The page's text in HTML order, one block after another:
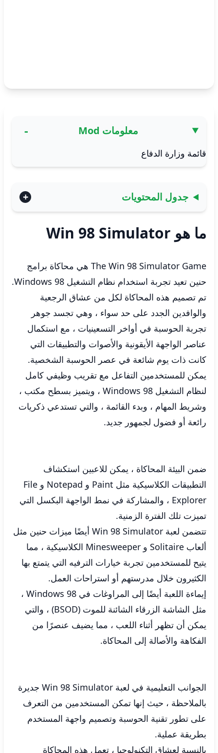
معلومات Mod
قائمة وزارة الدفاع
جدول المحتويات
ما هو Win 98 Simulator
The Win 98 Simulator Game هي محاكاة برامج
حنين تعيد تجربة استخدام نظام التشغيل Windows 98.
تم تصميم هذه المحاكاة لكل من عشاق الرجعية
والوافدين الجدد على حد سواء ، وهي تجسد جوهر
تجربة الحوسبة في أواخر التسعينيات ، مع استكمال
عناصر الواجهة الأيقونية والأصوات والتطبيقات التي
كانت ذات يوم شائعة في عصر الحوسبة الشخصية.
يمكن للمستخدمين التفاعل مع تقريب وظيفي كامل
لنظام التشغيل Windows 98 ، ويتميز بسطح مكتب ،
وشريط المهام ، وبدء القائمة ، والتي تستدعي ذكريات
رائعة أو فضول لجمهور جديد.
ضمن البيئة المحاكاة ، يمكن للاعبين استكشاف
التطبيقات الكلاسيكية مثل Paint و Notepad و File
Explorer ، والمشاركة في نمط الواجهة البكسل التي
تميزت تلك الفترة الزمنية.
تتضمن لعبة Win 98 Simulator أيضًا ميزات حنين مثل
ألعاب Solitaire و Minesweeper الكلاسيكية ، مما
يتيح للمستخدمين تجربة خيارات الترفيه التي يتمتع بها
الكثيرون خلال مدرستهم أو استراحات العمل.
إيماءة اللعبة أيضًا إلى المراوغات في Windows 98 ،
مثل الشاشة الزرقاء الشائنة للموت (BSOD) ، والتي
يمكن أن تظهر أثناء اللعب ، مما يضيف عنصرًا من
الفكاهة والأصالة إلى المحاكاة.
الجوانب التعليمية في لعبة Win 98 Simulator جديرة
بالملاحظة ، حيث إنها تمكن المستخدمين من التعرف
على تطور تقنية الحوسبة وتصميم واجهة المستخدم
بطريقة عملية.
بالنسبة لعشاق التكنولوجيا ، تعمل هذه المحاكاة